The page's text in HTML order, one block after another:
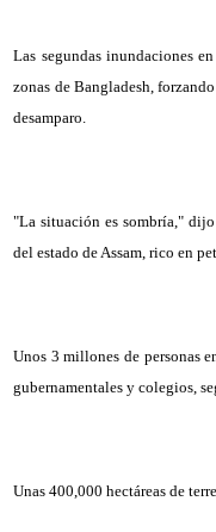
Las segundas inundaciones
zonas de Bangladesh,
desamparo.
"La situación es sombría,"
del estado de Assam, rico en
Unos 3 millones de personas
gubernamentales y colegios,
Unas 400,000 hectáreas de